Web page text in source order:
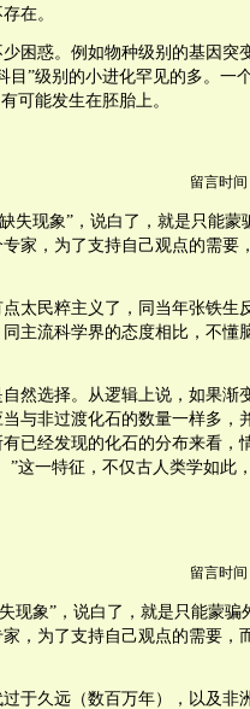
在。
困惑。例如物种级别的基因突
目”级别的小进化罕见的多。一
可能发生在胚胎上。
留言时间
失现象”，说白了，就是只能
家，为了支持自己观点的需要
太民粹主义了，同当年张铁生
主流科学界的态度相比，不懂
然选择。从逻辑上说，如果渐
与非过渡化石的数量一样多，
已经发现的化石的分布来看，
”这一特征，不仅古人类学如此
留言时间
现象”，说白了，就是只能蒙骗
，为了支持自己观点的需要，
于久远（数百万年），以及非